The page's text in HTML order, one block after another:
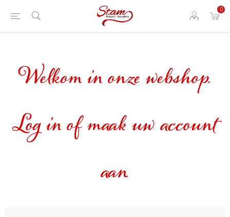
0
Welkom in onze webshop.
Log in of maak uw account
aan.